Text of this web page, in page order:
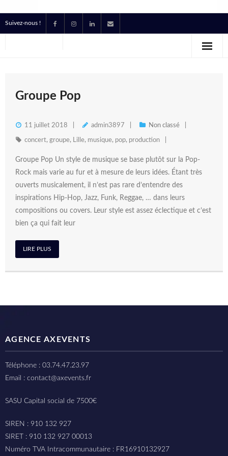
Suivez-nous !
Prestataire Technique Événementiel
Contact
Devis
Groupe Pop
11 juillet 2018 admin3897 Non classé
concert, groupe, Lille, musique, pop, production
Groupe Pop Un style de musique se base plutôt sur la Pop-
Rock mais varie au fur et à mesure de leurs idées. Étant très
ouverts musicalement, il n’est pas rare d’entendre des
inspirations Hip-Hop, Jazz, Funk, Reggae, … dans leurs
compositions ou covers. Leur style est assez éclectique et c’est
bien ça qui fait leur
LIRE PLUS
AGENCE AXEVENTS
Téléphone : 03.74.47.23.97
Email : contact@axevents.fr
SASU Capital social de 7500€
SIREN : 910 132 927
SIRET : 910 132 927 00013
Numéro TVA Intracommunautaire : FR16910132927